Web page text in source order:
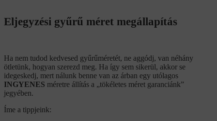
Eljegyzési gyűrű méret megállapítás
Ha nem tudod kedvesed gyűrűméretét, ne aggódj, van néhány
ötletünk, hogyan szerezd meg. Ha így sem sikerül, akkor se
idegeskedj, mert nálunk benne van az árban egy utólagos
INGYENES méretre állítás a „tökéletes méret garanciánk”
jegyében.
Íme a tippjeink: